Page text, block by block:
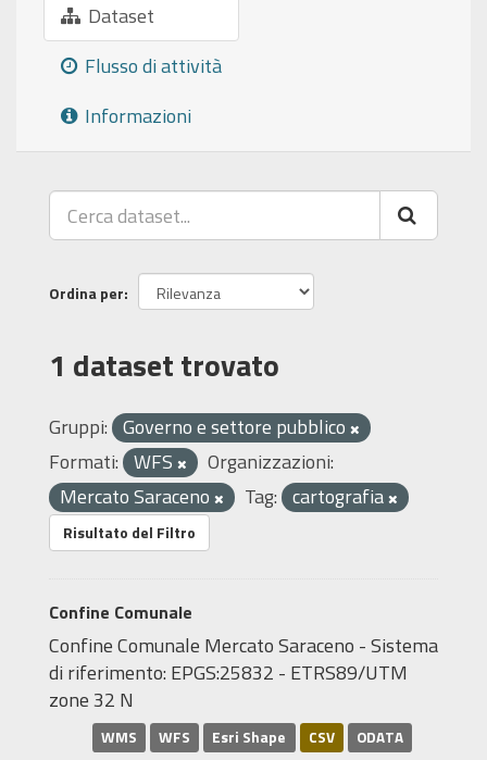
Dataset
Flusso di attività
Informazioni
Ordina per
1 dataset trovato
Gruppi: Governo e settore pubblico
Formati: WFS
Organizzazioni:
Mercato Saraceno
Tag: cartografia
Risultato del Filtro
Confine Comunale
Confine Comunale Mercato Saraceno - Sistema
di riferimento: EPGS:25832 - ETRS89/UTM
zone 32 N
WMS WFS Esri Shape CSV ODATA